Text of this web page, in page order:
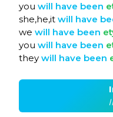
you will have been
she,he,it will have
we will have been
you will have been
they will have been